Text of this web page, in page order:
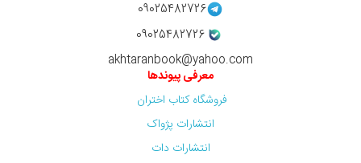
09025482726
09025482726
akhtaranbook@yahoo.com
معرفی پیوندها
فروشگاه کتاب اختران
انتشارات پژواک
انتشارات دات